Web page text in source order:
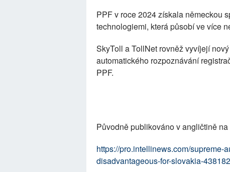
PPF v roce 2024 získala německou
technologiemi, která působí ve více
SkyToll a TollNet rovněž vyvíjejí
automatického rozpoznávání
PPF.
Původně publikováno v angličtině
https://pro.intellinews.com/supreme-
disadvantageous-for-slovakia-